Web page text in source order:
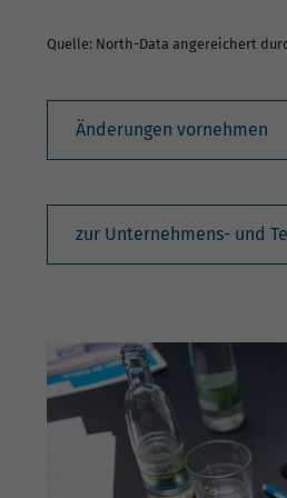
Quelle: North-Data angereichert
Änderungen vornehmen
zur Unternehmens- und